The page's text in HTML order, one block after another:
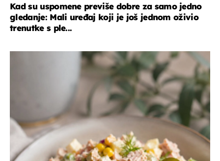
Kad su uspomene previše dobre za samo jedno
gledanje: Mali uređaj koji je još jednom oživio
trenutke s ple...